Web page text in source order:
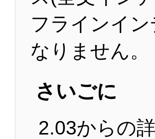
フラインイ
なりません。
さいごに
2.03からの